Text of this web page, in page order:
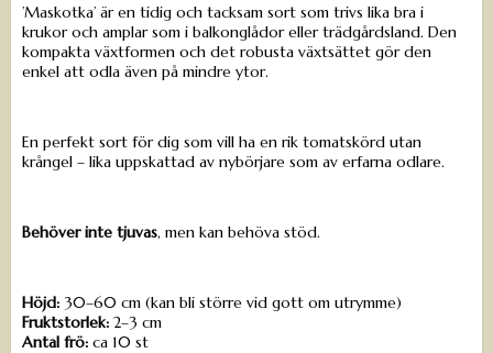
’Maskotka’ är en tidig och tacksam sort som trivs lika bra i
krukor och amplar som i balkonglådor eller trädgårdsland. Den
kompakta växtformen och det robusta växtsättet gör den
enkel att odla även på mindre ytor.
En perfekt sort för dig som vill ha en rik tomatskörd utan
krångel – lika uppskattad av nybörjare som av erfarna odlare.
Behöver inte tjuvas, men kan behöva stöd.
Höjd: 30–60 cm (kan bli större vid gott om utrymme)
Fruktstorlek: 2–3 cm
Antal frö: ca 10 st